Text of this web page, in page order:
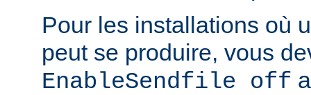
Pour les installations où
peut se produire, vous
EnableSendfile off